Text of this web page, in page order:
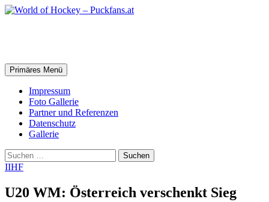
Zum
Suchen
Primäres Menü
Impressum
Foto Gallerie
Partner und Referenzen
Datenschutz
Gallerie
Suchen
nach:
IIHF
U20 WM: Österreich verschenkt Sieg